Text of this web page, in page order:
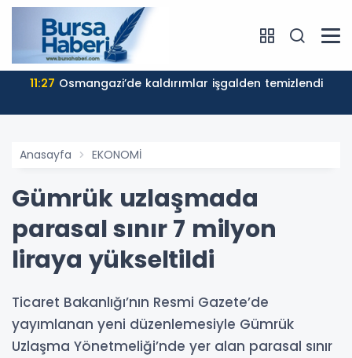
10:09 Tasfiye ihalelerine rekor ilgi
Anasayfa EKONOMİ
Gümrük uzlaşmada
parasal sınır 7 milyon
liraya yükseltildi
Ticaret Bakanlığı’nın Resmi Gazete’de
yayımlanan yeni düzenlemesiyle Gümrük
Uzlaşma Yönetmeliği’nde yer alan parasal sınır